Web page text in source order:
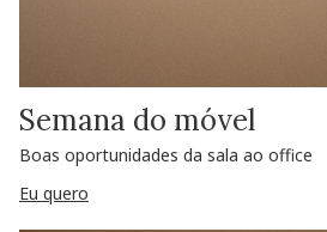
Semana do móvel
Boas oportunidades da sala ao office
Eu quero